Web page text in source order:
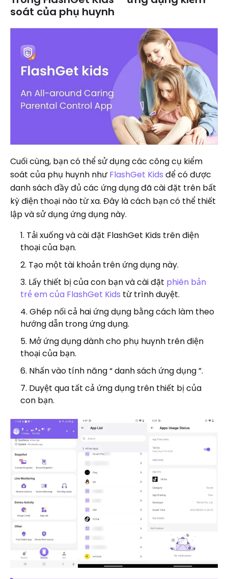
soát của phụ huynh
Cuối cùng, bạn có thể sử dụng các công cụ kiểm
soát của phụ huynh nhưFlashGet Kids để có được
danh sách đầy đủ các ứng dụng đã cài đặt trên bất
kỳ điện thoại nào từ xa. Đây là cách bạn có thể thiết
lập và sử dụng ứng dụng này.
Tải xuống và cài đặt FlashGet Kids trên điện
thoại của bạn.
Tạo một tài khoản trên ứng dụng này.
Lấy thiết bị của con bạn và cài đặt phiên bản
trẻ em của FlashGet Kids từ trình duyệt.
Ghép nối cả hai ứng dụng bằng cách làm theo
hướng dẫn trong ứng dụng.
Mở ứng dụng dành cho phụ huynh trên điện
thoại của bạn.
Nhấn vào tính năng “ danh sách ứng dụng ”.
Duyệt qua tất cả ứng dụng trên thiết bị của
con bạn.